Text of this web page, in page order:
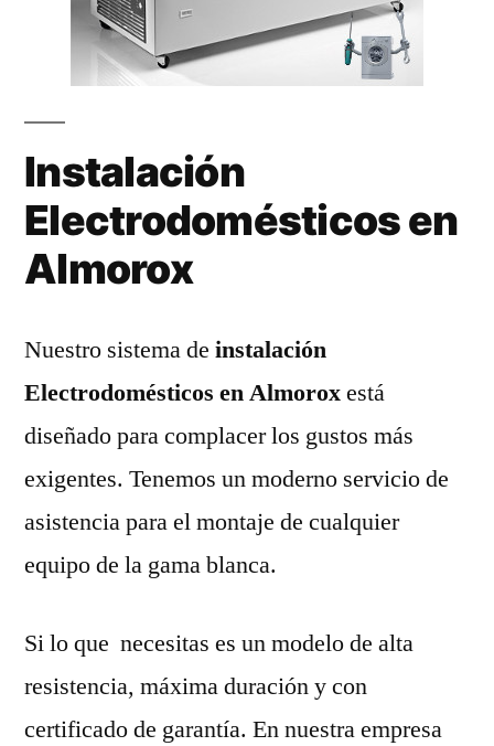
Instalación
Electrodomésticos en
Almorox
Nuestro sistema de instalación
Electrodomésticos en Almoroxestá
diseñado para complacer los gustos más
exigentes. Tenemos un moderno servicio de
asistencia para el montaje de cualquier
equipo de la gama blanca.
Si lo que necesitas es un modelo de alta
resistencia, máxima duración y con
certificado de garantía. En nuestra empresa